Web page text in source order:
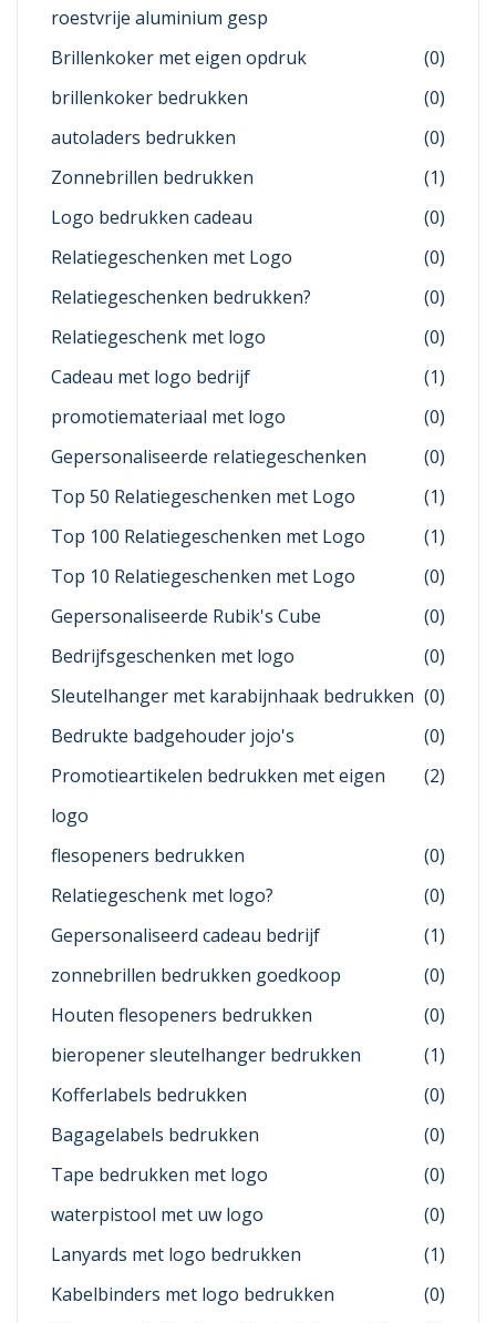
roestvrije aluminium gesp
Brillenkoker met eigen opdruk
(0)
brillenkoker bedrukken
(0)
autoladers bedrukken
(0)
Zonnebrillen bedrukken
(1)
Logo bedrukken cadeau
(0)
Relatiegeschenken met Logo
(0)
Relatiegeschenken bedrukken?
(0)
Relatiegeschenk met logo
(0)
Cadeau met logo bedrijf
(1)
promotiemateriaal met logo
(0)
Gepersonaliseerde relatiegeschenken
(0)
Top 50 Relatiegeschenken met Logo
(1)
Top 100 Relatiegeschenken met Logo
(1)
Top 10 Relatiegeschenken met Logo
(0)
Gepersonaliseerde Rubik's Cube
(0)
Bedrijfsgeschenken met logo
(0)
Sleutelhanger met karabijnhaak bedrukken (0)
Bedrukte badgehouder jojo's
(0)
Promotieartikelen bedrukken met eigen
logo
(2)
flesopeners bedrukken
(0)
Relatiegeschenk met logo?
(0)
Gepersonaliseerd cadeau bedrijf
(1)
zonnebrillen bedrukken goedkoop
(0)
Houten flesopeners bedrukken
(0)
bieropener sleutelhanger bedrukken
(1)
Kofferlabels bedrukken
(0)
Bagagelabels bedrukken
(0)
Tape bedrukken met logo
(0)
waterpistool met uw logo
(0)
Lanyards met logo bedrukken
(1)
Kabelbinders met logo bedrukken
(0)